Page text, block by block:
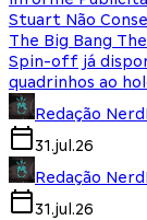
Stuart Não
The Big Bang
Spin-off já
quadrinhos ao
Redação
31.jul.26
Redação
31.jul.26